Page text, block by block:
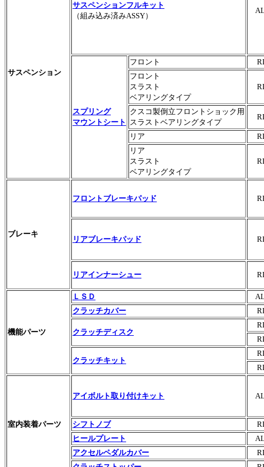
サスペンション
サスペンションフルキット
（組み込み済みASSY）
スプリング
マウントシート
フロント
フロント
スラスト
ベアリングタイプ
クスコ製倒立フロントショック用
スラストベアリングタイプ
リア
リア
スラスト
ベアリングタイプ
ブレーキ
フロントブレーキパッド
リアブレーキパッド
リアインナーシュー
機能パーツ
ＬＳＤ
クラッチカバー
クラッチディスク
クラッチキット
室内装着パーツ
アイボルト取り付けキット
シフトノブ
ヒールプレート
アクセルペダルカバー